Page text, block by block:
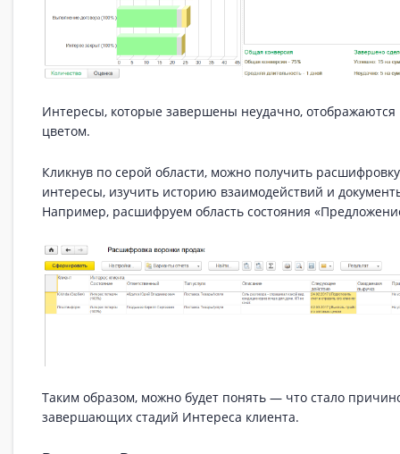
Интересы, которые завершены неудачно,
цветом.
Кликнув по серой области, можно получить
интересы, изучить историю взаимодействий и
Например, расшифруем область состояния
Таким образом, можно будет понять — что стало
завершающих стадий Интереса клиента.